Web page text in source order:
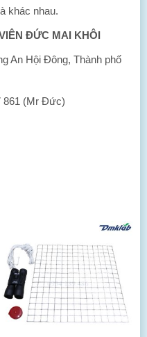
khác nhau.
ĐỨC MAI KHÔI
An Hội Đông, Thành phố
861 (Mr Đức)